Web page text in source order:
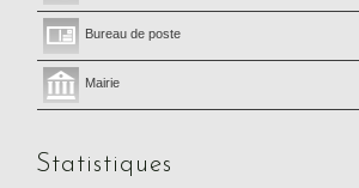
Bureau de poste
Mairie
Statistiques